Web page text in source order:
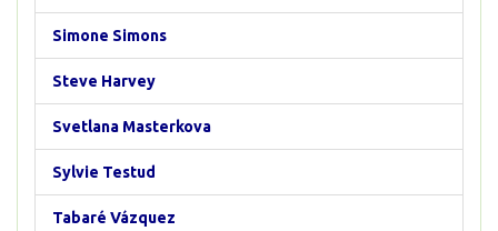
Simone Simons
Steve Harvey
Svetlana Masterkova
Sylvie Testud
Tabaré Vázquez